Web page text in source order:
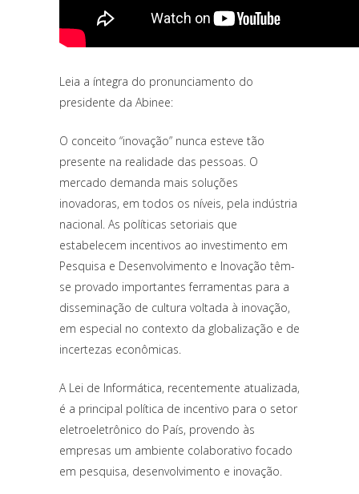
Leia a íntegra do pronunciamento do
presidente da Abinee:
O conceito “inovação” nunca esteve tão
presente na realidade das pessoas. O
mercado demanda mais soluções
inovadoras, em todos os níveis, pela indústria
nacional. As políticas setoriais que
estabelecem incentivos ao investimento em
Pesquisa e Desenvolvimento e Inovação têm-
se provado importantes ferramentas para a
disseminação de cultura voltada à inovação,
em especial no contexto da globalização e de
incertezas econômicas.
A Lei de Informática, recentemente atualizada,
é a principal política de incentivo para o setor
eletroeletrônico do País, provendo às
empresas um ambiente colaborativo focado
em pesquisa, desenvolvimento e inovação.